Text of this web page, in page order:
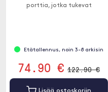
porttia, jotka tukevat
Etätallennus, noin 3-8 arkisin
74.90 € 122.90 €